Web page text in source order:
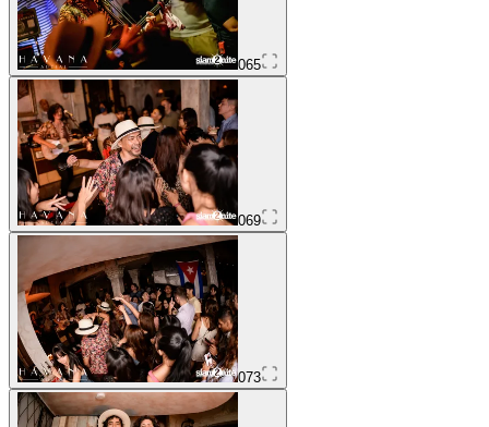
065
069
073